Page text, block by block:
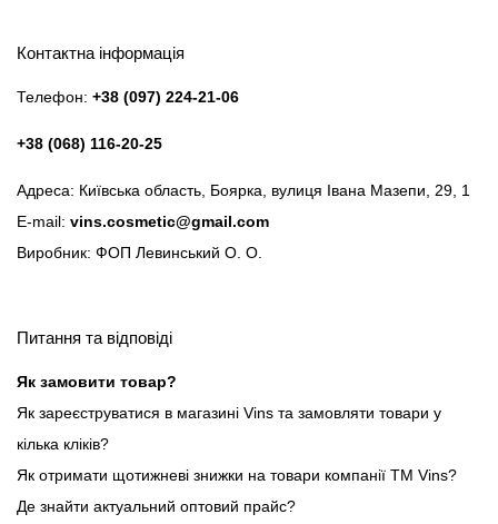
Контактна інформація
Телефон: +38 (097) 224-21-06
+38 (068) 116-20-25
Адреса: Київська область, Боярка, вулиця Івана Мазепи, 29, 1
E-mail: vins.cosmetic@gmail.com
Виробник: ФОП Левинський О. О.
Питання та відповіді
Як замовити товар?
Як зареєструватися в магазині Vins та замовляти товари у
кілька кліків?
Як отримати щотижневі знижки на товари компанії ТМ Vins?
Де знайти актуальний оптовий прайс?